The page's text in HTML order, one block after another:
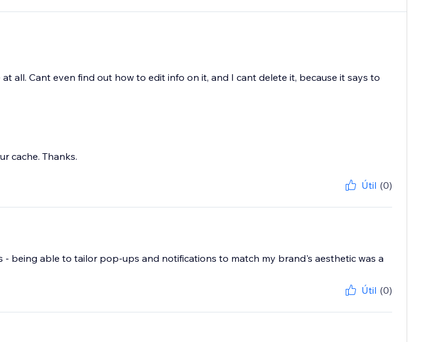
all. Cant even find out how to edit info on it, and I cant delete it, because it says to
cache. Thanks.
Útil (0)
- being able to tailor pop-ups and notifications to match my brand's aesthetic was a
Útil (0)